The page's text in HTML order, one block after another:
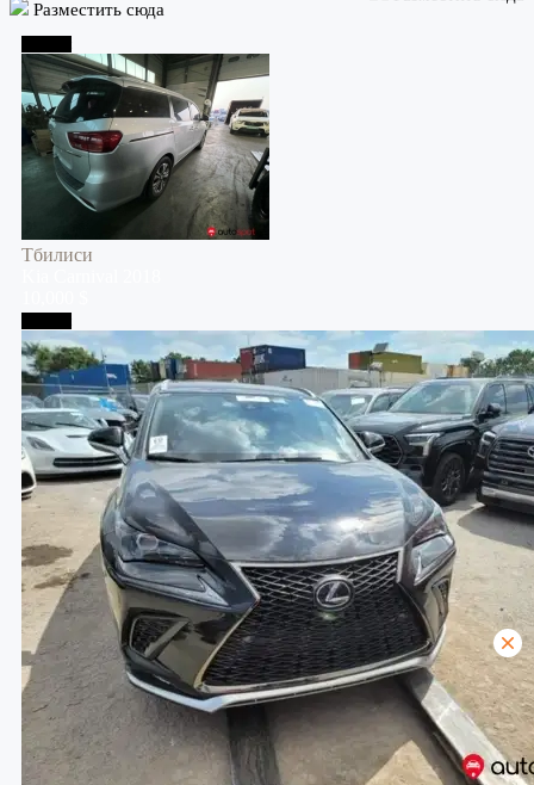
Разместить сюда
Тбилиси